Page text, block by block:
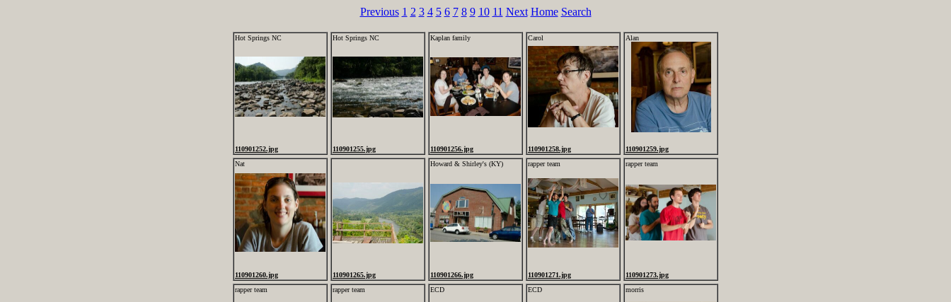
Previous 1 2 3 4 5 6 7 8 9 10 11 Next Home Search
Hot Springs NC
110901252.jpg
Hot Springs NC
110901255.jpg
Kaplan family
110901256.jpg
Carol
110901258.jpg
Alan
110901259.jpg
Nat
110901260.jpg 110901265.jpg
Howard & Shirley's (KY)
110901266.jpg
rapper team
110901271.jpg
rapper team
110901273.jpg
rapper team
rapper team ECD ECD morris